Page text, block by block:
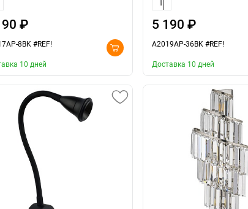
₽
8BK #REF!
10 дней
5 190 ₽
A2019AP-36BK #REF!
Доставка 10 дней